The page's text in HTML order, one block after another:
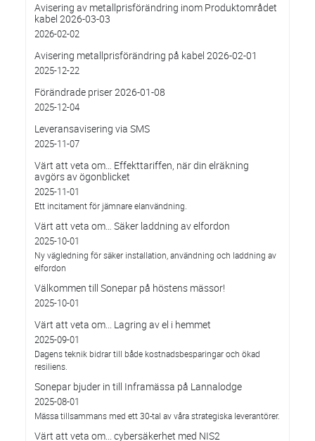
Avisering av metallprisförändring inom Produktområdet
kabel 2026-03-03
2026-02-02
Avisering metallprisförändring på kabel 2026-02-01
2025-12-22
Förändrade priser 2026-01-08
2025-12-04
Leveransavisering via SMS
2025-11-07
Värt att veta om… Effekttariffen, när din elräkning
avgörs av ögonblicket
2025-11-01
Ett incitament för jämnare elanvändning.
Värt att veta om… Säker laddning av elfordon
2025-10-01
Ny vägledning för säker installation, användning och laddning av
elfordon
Välkommen till Sonepar på höstens mässor!
2025-10-01
Värt att veta om... Lagring av el i hemmet
2025-09-01
Dagens teknik bidrar till både kostnadsbesparingar och ökad
resiliens.
Sonepar bjuder in till Inframässa på Lannalodge
2025-08-01
Mässa tillsammans med ett 30-tal av våra strategiska leverantörer.
Värt att veta om... cybersäkerhet med NIS2